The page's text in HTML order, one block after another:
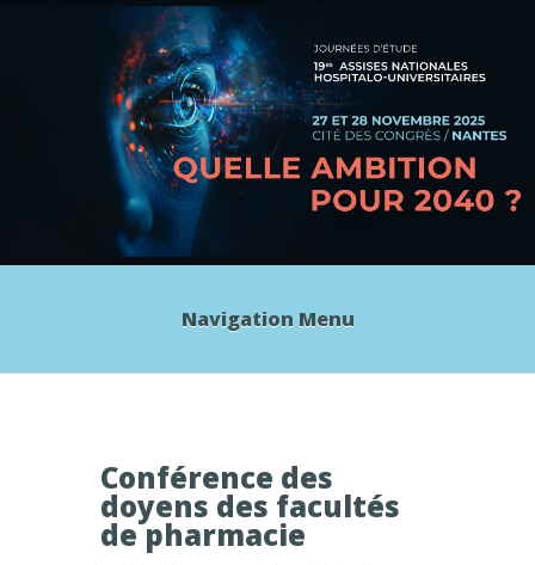
Navigation Menu
Conférence des
doyens des facultés
de pharmacie